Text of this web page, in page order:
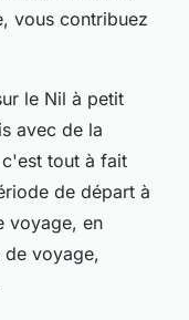
vous contribuez
le Nil à petit
avec de la
tout à fait
de départ à
voyage, en
de voyage,